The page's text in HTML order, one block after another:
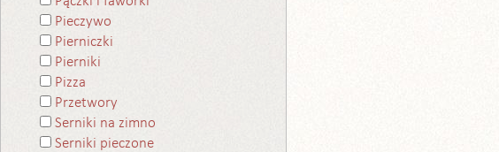
Pieczywo
Pierniczki
Pierniki
Pizza
Przetwory
Serniki na zimno
Serniki pieczone